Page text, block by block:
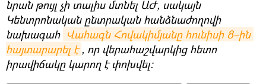
նրան թույլ չի տալիս մտնել ԱԺ, սակայն
Կենտրոնական ընտրական հանձնաժողովի
նախագահ Վահագն Հովակիմյանը հունիսի 8–ին
հայտարարել է , որ վերահաշվարկից հետո
իրավիճակը կարող է փոխվել։